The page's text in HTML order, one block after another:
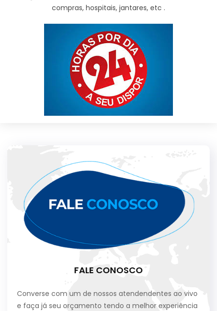
compras, hospitais, jantares, etc .
FALE CONOSCO
Converse com um de nossos atendendentes ao vivo
e faça já seu orçamento tendo a melhor experiência